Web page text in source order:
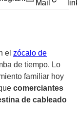
Mail
el zócalo de
de tiempo. Lo
familiar hoy
comerciantes
de cableado